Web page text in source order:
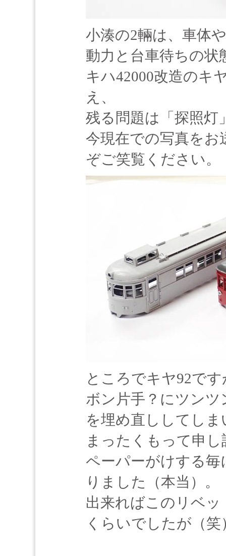
小湊の2輛は、車体
動力と台車待ちの状
キハ42000改造のキ
え、
残る問題は「探照灯
今現在での写真を
ぞご笑覧ください。
ところでキヤ92で
ボン片手？にツン
を埋め直ししてし
まったくもって申
ペーパーがけする
りました（本当）。
出来ればこのリベ
くらいでしたが（笑